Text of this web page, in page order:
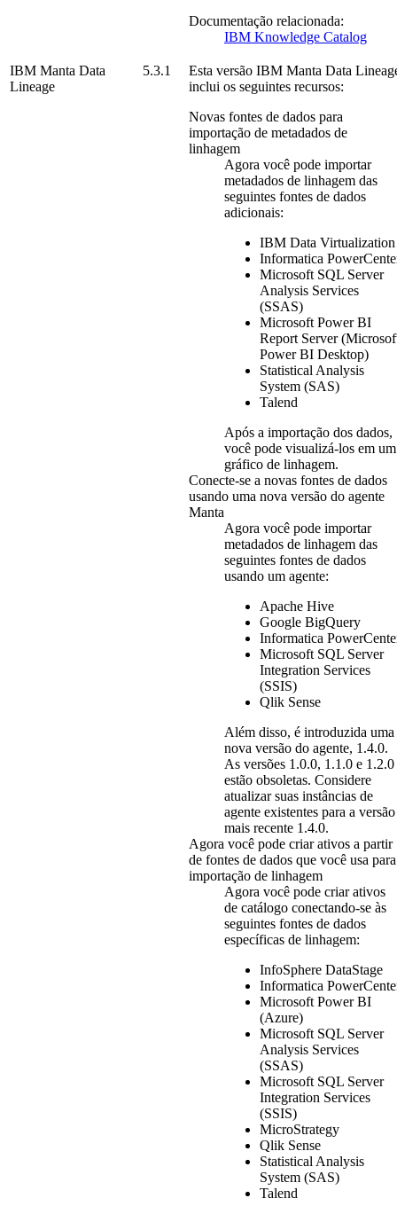
Documentação relacionada:
IBM Knowledge Catalog
IBM Manta Data
Lineage
5.3.1 Esta versão IBM Manta Data
inclui os seguintes recursos:
Novas fontes de dados para
importação de metadados de
linhagem
Agora você pode importar
metadados de linhagem das
seguintes fontes de dados
adicionais:
IBM Data Virtualization
Informatica
Microsoft SQL Server
Analysis Services
(SSAS)
Microsoft Power BI
Report Server(
Power BI Desktop)
Statistical Analysis
System (SAS)
Talend
Após a importação dos dados,
você pode visualizá-los em um
gráfico de linhagem.
Conecte-se a novas fontes de dados
usando uma nova versão do agente
Manta
Agora você pode importar
metadados de linhagem das
seguintes fontes de dados
usando um agente:
Apache Hive
Google BigQuery
Informatica
Microsoft SQL Server
Integration Services
(SSIS)
Qlik Sense
Além disso, é introduzida uma
nova versão do agente, 1.4.0.
As versões 1.0.0, 1.1.0 e 1.2.0
estão obsoletas. Considere
atualizar suas instâncias de
agente existentes para a versão
mais recente 1.4.0.
Agora você pode criar ativos a partir
de fontes de dados que você usa para
importação de linhagem
Agora você pode criar ativos
de catálogo conectando-se às
seguintes fontes de dados
específicas de linhagem:
InfoSphere DataStage
Informatica
Microsoft Power BI
(Azure)
Microsoft SQL Server
Analysis Services
(SSAS)
Microsoft SQL Server
Integration Services
(SSIS)
MicroStrategy
Qlik Sense
Statistical Analysis
System (SAS)
Talend